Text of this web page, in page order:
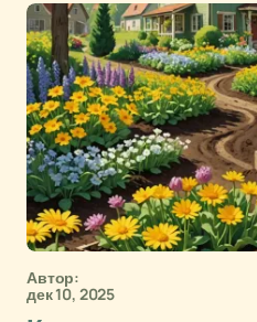
Автор:
дек 10, 2025